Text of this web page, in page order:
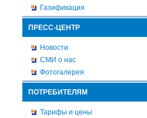
Газификация
ПРЕСС-ЦЕНТР
Новости
СМИ о нас
Фотогалерея
ПОТРЕБИТЕЛЯМ
Тарифы и цены